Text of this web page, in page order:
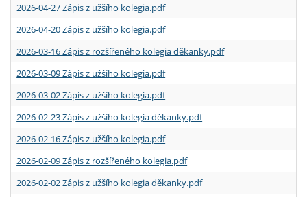
2026-04-27 Zápis z užšího kolegia.pdf
2026-04-20 Zápis z užšího kolegia.pdf
2026-03-16 Zápis z rozšířeného kolegia děkanky.pdf
2026-03-09 Zápis z užšího kolegia.pdf
2026-03-02 Zápis z užšího kolegia.pdf
2026-02-23 Zápis z užšího kolegia děkanky.pdf
2026-02-16 Zápis z užšího kolegia.pdf
2026-02-09 Zápis z rozšířeného kolegia.pdf
2026-02-02 Zápis z užšího kolegia děkanky.pdf